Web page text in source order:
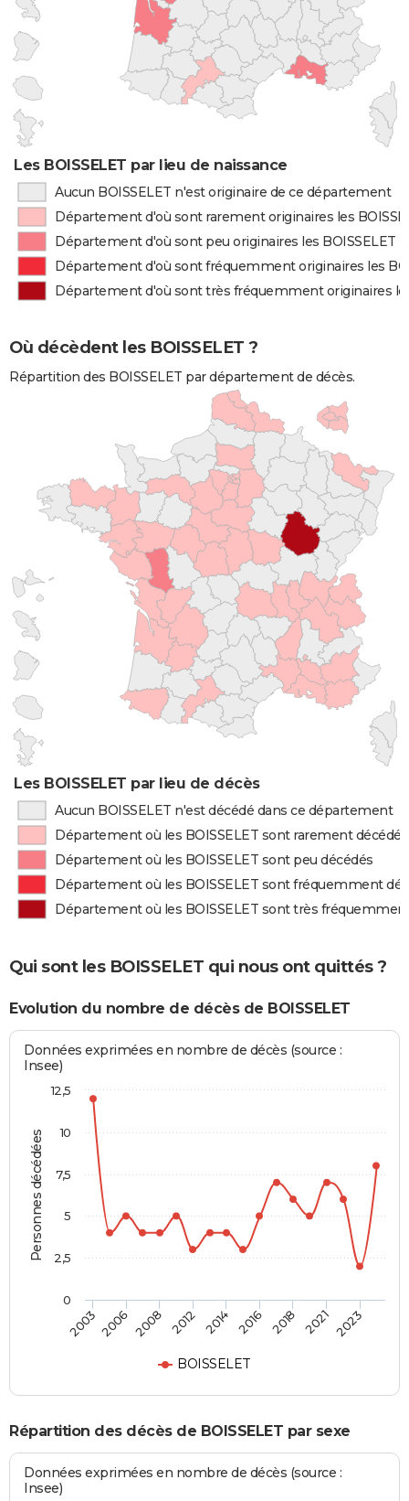
Les BOISSELET par lieu de naissance
Aucun BOISSELET n'est originaire de ce département
Département d'où sont rarement originaires les
Département d'où sont peu originaires les BOISSELET
Département d'où sont fréquemment originaires les
Département d'où sont très fréquemment originaires
Où décèdent les BOISSELET ?
Répartition des BOISSELET par département de décès.
Les BOISSELET par lieu de décès
Aucun BOISSELET n'est décédé dans ce département
Département où les BOISSELET sont rarement décédés
Département où les BOISSELET sont peu décédés
Département où les BOISSELET sont fréquemment
Département où les BOISSELET sont très
Qui sont les BOISSELET qui nous ont quittés ?
Evolution du nombre de décès de BOISSELET
Personnes décédées
Données exprimées en nombre de décès (source :
Insee)
BOISSELET
20032006 2008 2012 2014 2016 2018 2021 2023
0
2,5
5
7,5
10
12,5
Répartition des décès de BOISSELET par sexe
Données exprimées en nombre de décès (source :
Insee)